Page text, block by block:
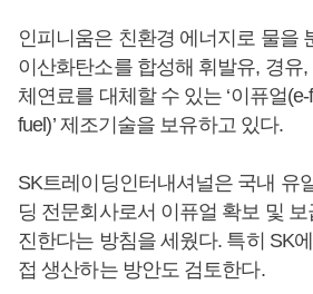
인피니움은 친환경 에너지로 물을
이산화탄소를 합성해 휘발유, 경유
체연료를 대체할 수 있는 ‘이퓨얼(e-
fuel)’ 제조기술을 보유하고 있다.
SK트레이딩인터내셔널은 국내 유
딩 전문회사로서 이퓨얼 확보 및
진한다는 방침을 세웠다. 특히 SK
접 생산하는 방안도 검토한다.